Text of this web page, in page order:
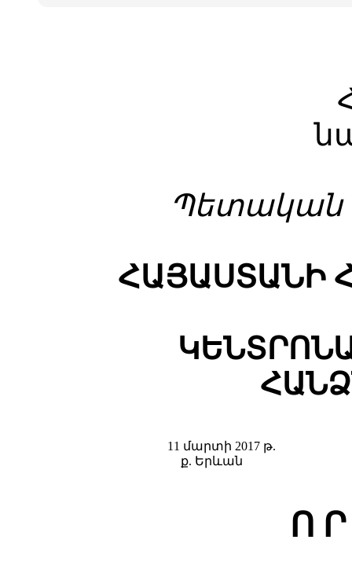
Պետական
ՀԱՅԱՍՏԱՆԻ
11 մարտի 2017 թ.
ք. Երևան
Ո